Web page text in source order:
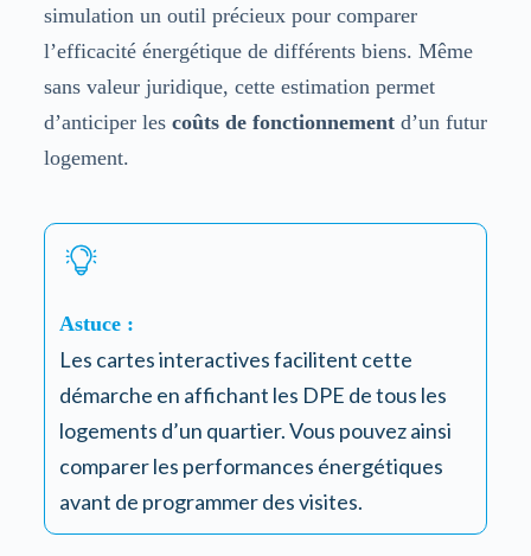
simulation un outil précieux pour comparer
l’efficacité énergétique de différents biens. Même
sans valeur juridique, cette estimation permet
d’anticiper les coûts de fonctionnementd’un futur
logement.
Astuce :
Les cartes interactives facilitent cette
démarche en affichant les DPE de tous les
logements d’un quartier. Vous pouvez ainsi
comparer les performances énergétiques
avant de programmer des visites.